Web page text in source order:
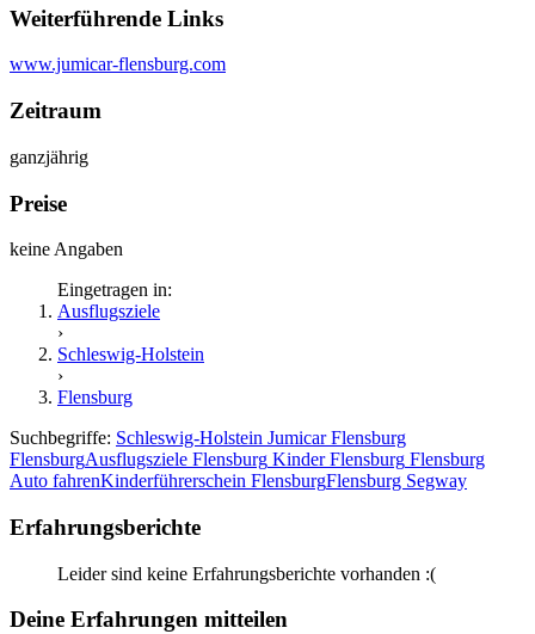
Weiterführende Links
www.jumicar-flensburg.com
Zeitraum
ganzjährig
Preise
keine Angaben
Eingetragen in:
Ausflugsziele
›
Schleswig-Holstein
›
Flensburg
Suchbegriffe: Schleswig-Holstein Jumicar Flensburg
FlensburgAusflugsziele Flensburg Kinder Flensburg Flensburg
Auto fahrenKinderführerschein FlensburgFlensburg Segway
Erfahrungsberichte
Leider sind keine Erfahrungsberichte vorhanden :(
Deine Erfahrungen mitteilen